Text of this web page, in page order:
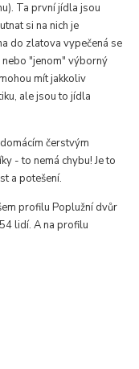
Ta první jídla jsou
si na nich je
do zlatova vypečená se
nebo "jenom" výborný
mít jakkoliv
ale jsou to jídla
čerstvým
- to nemá chybu! Je to
a potešení.
profilu Poplužní dvůr
lidí. A na profilu